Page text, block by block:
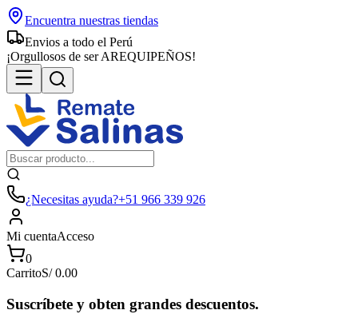
Encuentra nuestras tiendas
Envios a todo el Perú
¡Orgullosos de ser AREQUIPEÑOS!
¿Necesitas ayuda?+51 966 339 926
Mi cuentaAcceso
0
CarritoS/0.00
Suscríbete y obten grandes descuentos.